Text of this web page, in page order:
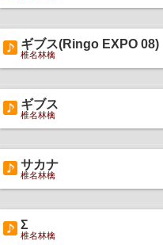
ギブス(Ringo EXPO 08)
椎名林檎
ギブス
椎名林檎
サカナ
椎名林檎
Σ
椎名林檎